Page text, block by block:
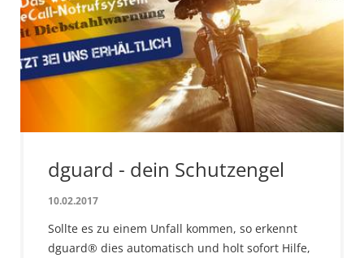
dguard - dein Schutzengel
10.02.2017
Sollte es zu einem Unfall kommen, so erkennt
dguard® dies automatisch und holt sofort Hilfe,